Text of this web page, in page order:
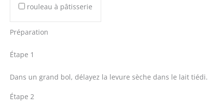
rouleau à pâtisserie
Préparation
Étape 1
Dans un grand bol, délayez la levure sèche dans le lait tiédi.
Étape 2